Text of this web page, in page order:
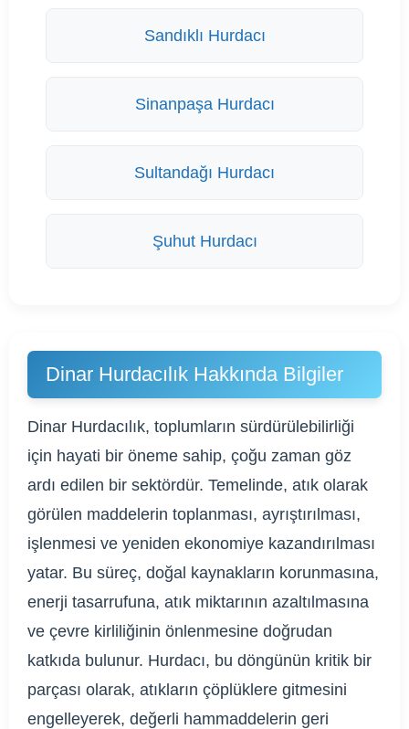
Sandıklı Hurdacı
Sinanpaşa Hurdacı
Sultandağı Hurdacı
Şuhut Hurdacı
Dinar Hurdacılık Hakkında Bilgiler
Dinar Hurdacılık, toplumların sürdürülebilirliği
için hayati bir öneme sahip, çoğu zaman göz
ardı edilen bir sektördür. Temelinde, atık olarak
görülen maddelerin toplanması, ayrıştırılması,
işlenmesi ve yeniden ekonomiye kazandırılması
yatar. Bu süreç, doğal kaynakların korunmasına,
enerji tasarrufuna, atık miktarının azaltılmasına
ve çevre kirliliğinin önlenmesine doğrudan
katkıda bulunur. Hurdacı, bu döngünün kritik bir
parçası olarak, atıkların çöplüklere gitmesini
engelleyerek, değerli hammaddelerin geri